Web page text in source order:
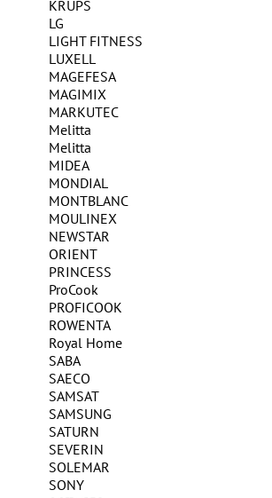
KRUPS
LG
LIGHT FITNESS
LUXELL
MAGEFESA
MAGIMIX
MARKUTEC
Melitta
Melitta
MIDEA
MONDIAL
MONTBLANC
MOULINEX
NEWSTAR
ORIENT
PRINCESS
ProCook
PROFICOOK
ROWENTA
Royal Home
SABA
SAECO
SAMSAT
SAMSUNG
SATURN
SEVERIN
SOLEMAR
SONY